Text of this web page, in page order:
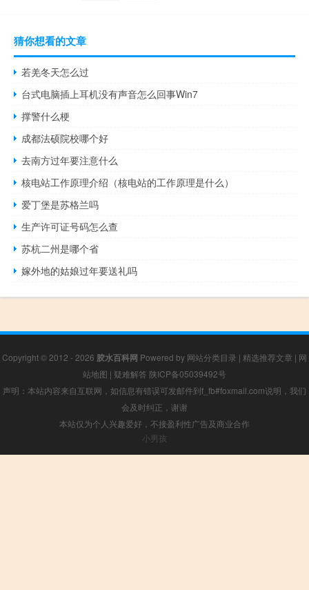
猜你想看的文章
若羌冬天怎么过
台式电脑插上耳机没有声音怎么回事Win7
撑警什么梗
成都法硕院校哪个好
去南方过年要注意什么
核电站工作原理介绍（核电站的工作原理是什么）
爱丁堡是苏格兰吗
生产许可证号码怎么查
苏杭二州是哪个省
嫁外地的姑娘过年要送礼吗
Copyright © 2012 - 2026 胶水百科网 Powered by 网站分类目录 | 精选推荐文章 | 网
站地图 | 疑难解答 陕ICP备05039492号
声明：本站内容来自互联网，如信息有错误可发邮件到f_fb#foxmail.com说明，我们
会及时纠正，谢谢
本站仅为个人兴趣爱好，不接盈利性广告及商业合作
小男孩